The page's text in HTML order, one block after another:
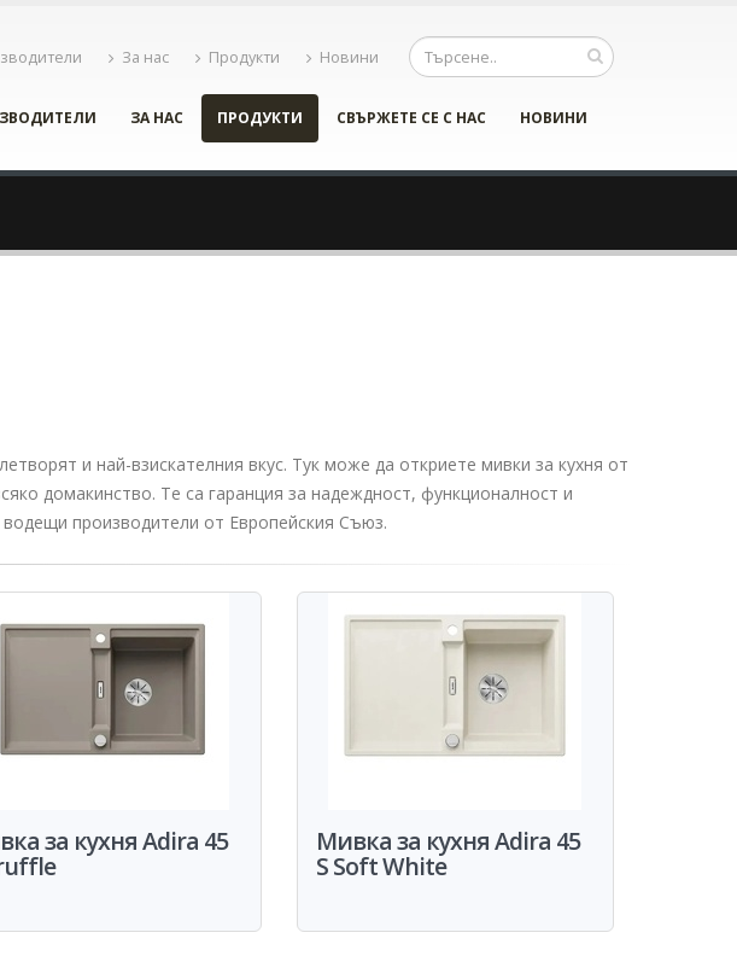
За нас Продукти Новини
ЗА НАС ПРОДУКТИ СВЪРЖЕТЕ СЕ С НАС НОВИНИ
и най-взискателния вкус. Тук може да откриете мивки за кухня от
домакинство. Те са гаранция за надеждност, функционалност и
производители от Европейския Съюз.
за кухня Adira 45 Мивка за кухня Adira 45
S Soft White